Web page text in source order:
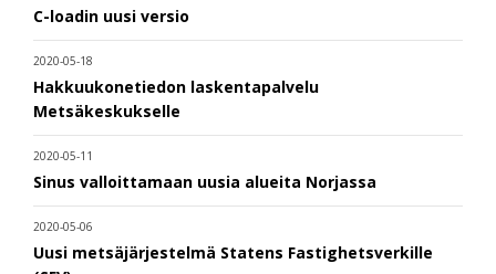
C-loadin uusi versio
2020-05-18
Hakkuukonetiedon laskentapalvelu
Metsäkeskukselle
2020-05-11
Sinus valloittamaan uusia alueita Norjassa
2020-05-06
Uusi metsäjärjestelmä Statens Fastighetsverkille